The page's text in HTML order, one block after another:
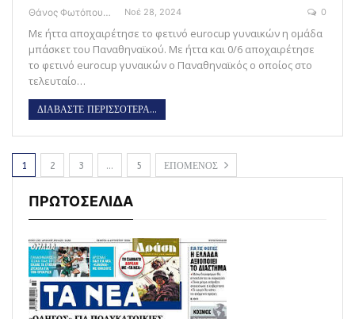
Θάνος Φωτόπουλος Νοέ 28, 2024 0
Με ήττα αποχαιρέτησε το φετινό eurocup γυναικών η ομάδα
μπάσκετ του Παναθηναϊκού. Με ήττα και 0/6 αποχαιρέτησε
το φετινό eurocup γυναικών ο Παναθηναϊκός ο οποίος στο
τελευταίο…
ΔΙΑΒΑΣΤΕ ΠΕΡΙΣΣΟΤΕΡΑ...
1 2 3 … 5 ΕΠΟΜΕΝΟΣ
ΠΡΩΤΟΣΕΛΙΔΑ